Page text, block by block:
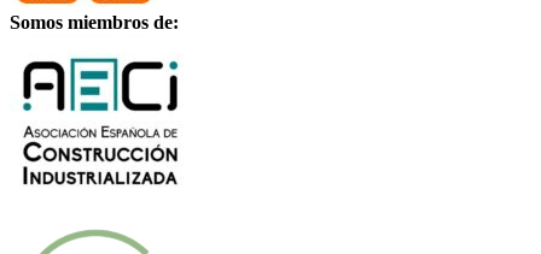
Somos miembros de: